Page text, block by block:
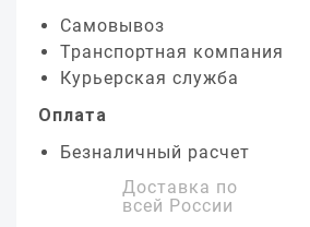
Самовывоз
Транспортная компания
Курьерская служба
Оплата
Безналичный расчет
Доставка по
всей России